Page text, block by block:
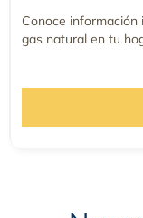
Conoce
gas natural en tu